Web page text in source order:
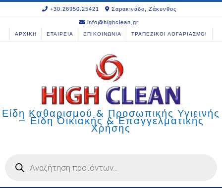
+30.26950.25421 Σαρακινάδο, Ζάκυνθος
info@highclean.gr
ΑΡΧΙΚΗ ΕΤΑΙΡΕΙΑ ΕΠΙΚΟΙΝΩΝΙΑ ΤΡΑΠΕΖΙΚΟΙ ΛΟΓΑΡΙΑΣΜΟΙ
Είδη Καθαρισμού & Προσωπικής Υγιεινής
– Είδη Οικιακής & Επαγγελματικής
Χρήσης
search